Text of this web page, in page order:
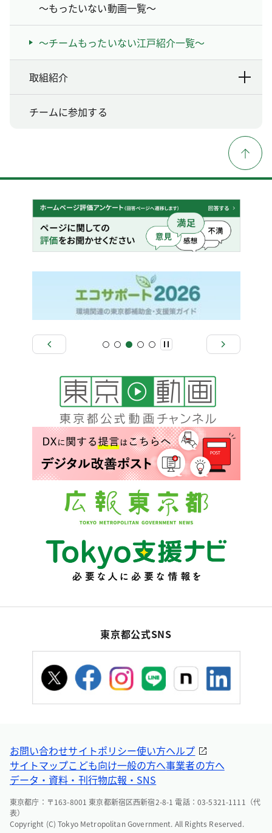
～もったいない動画一覧～
～チームもったいない江戸紹介一覧～
取組紹介
チームに参加する
東京都公式SNS
お問い合わせサイトポリシー使い方ヘルプ
サイトマップこども向け一般の方へ事業者の方へ
データ・資料・刊行物広報・SNS
東京都庁：〒163-8001 東京都新宿区西新宿2-8-1 電話：03-5321-1111（代
表）
Copyright (C) Tokyo Metropolitan Government. All Rights Reserved.